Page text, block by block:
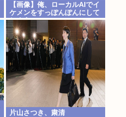
【画像】俺、ローカルAIでイ
ケメンをすっぽんぽんにして
しまうwww
片山さつき、粛清